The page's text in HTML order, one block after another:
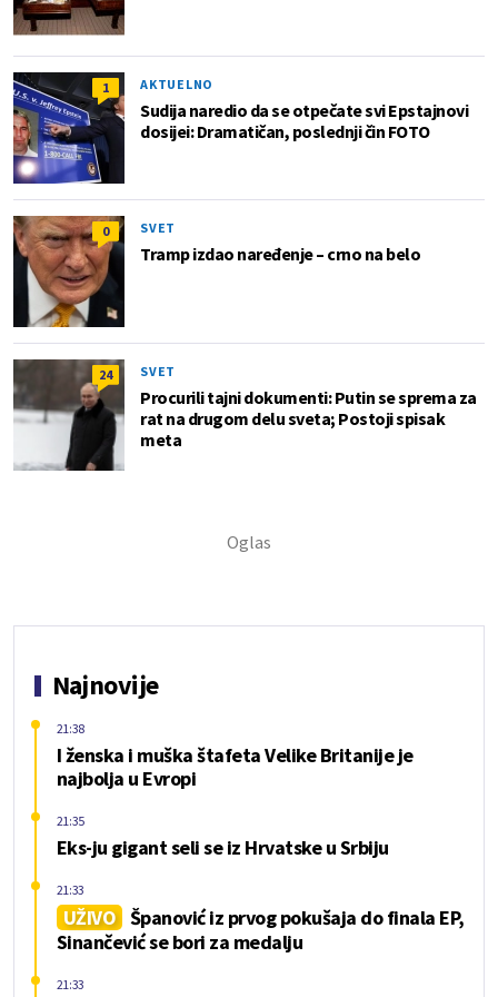
1 AKTUELNO
Sudija naredio da se otpečate svi Epstajnovi
dosijei: Dramatičan, poslednji čin FOTO
0 SVET
Tramp izdao naređenje – crno na belo
24 SVET
Procurili tajni dokumenti: Putin se sprema za
rat na drugom delu sveta; Postoji spisak
meta
Najnovije
I ženska i muška štafeta Velike Britanije je
najbolja u Evropi
21:38
Eks-ju gigant seli se iz Hrvatske u Srbiju
21:35
UŽIVO Španović iz prvog pokušaja do finala EP,
Sinančević se bori za medalju
21:33
21:33